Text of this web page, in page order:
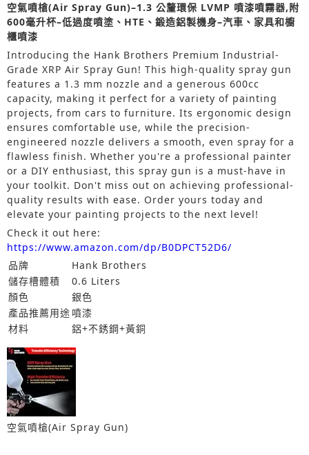
空氣噴槍(Air Spray Gun)–1.3 公釐環保 LVMP 噴漆噴霧器,附
600毫升杯–低過度噴塗、HTE、鍛造鋁製機身–汽車、家具和櫥
櫃噴漆
Introducing the Hank Brothers Premium Industrial-
Grade XRP Air Spray Gun! This high-quality spray gun
features a 1.3 mm nozzle and a generous 600cc
capacity, making it perfect for a variety of painting
projects, from cars to furniture. Its ergonomic design
ensures comfortable use, while the precision-
engineered nozzle delivers a smooth, even spray for a
flawless finish. Whether you're a professional painter
or a DIY enthusiast, this spray gun is a must-have in
your toolkit. Don't miss out on achieving professional-
quality results with ease. Order yours today and
elevate your painting projects to the next level!
Check it out here:
https://www.amazon.com/dp/B0DPCT52D6/
品牌
Hank Brothers
儲存槽體積
0.6 Liters
顏色
銀色
產品推薦用途 噴漆
材料
鋁+不銹鋼+黃銅
空氣噴槍(Air Spray Gun)